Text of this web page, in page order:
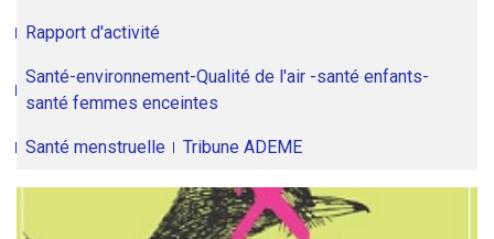
Rapport d'activité
Santé-environnement-Qualité de l'air -santé enfants-
santé femmes enceintes
Santé menstruelle Tribune ADEME